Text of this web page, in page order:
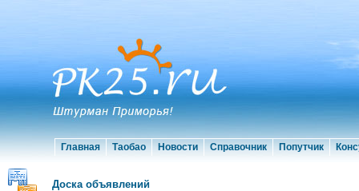
Главная Таобао Новости Справочник Попутчик
Доска объявлений